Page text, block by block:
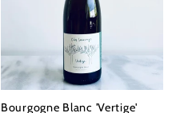
Bourgogne Blanc 'Vertige'